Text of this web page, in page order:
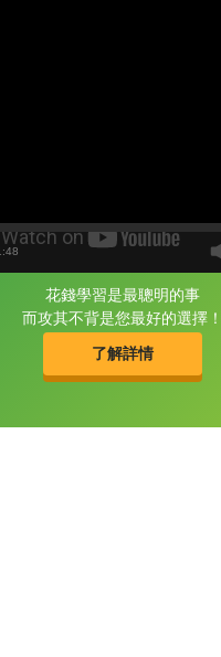
花錢學習是最聰明的事
而攻其不背是您最好的選擇！
了解詳情
片尾有
攻其不背
的品牌故事
:48